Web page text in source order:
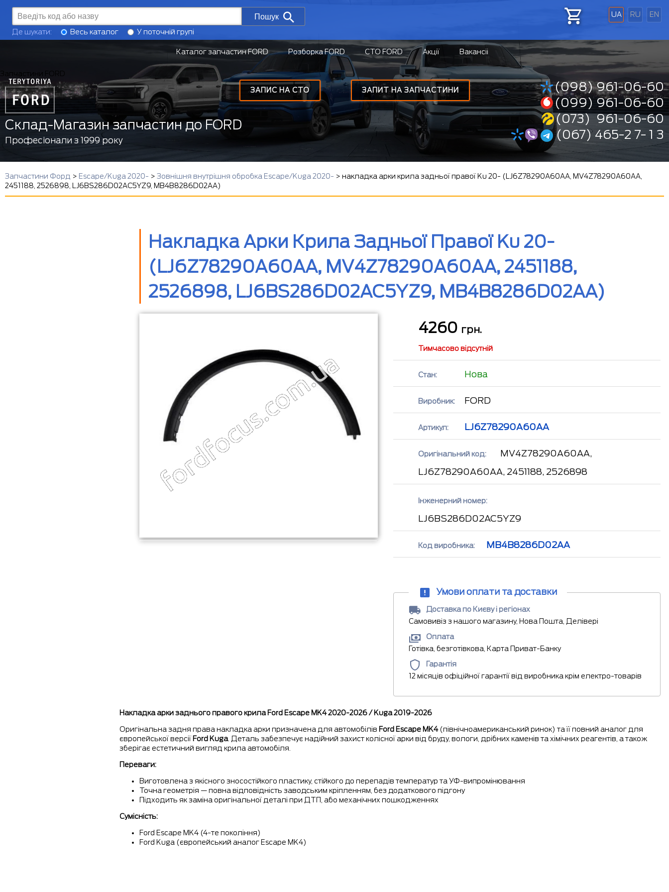
UA RU EN
ЗАПИТ НА ЗАПЧАСТИНИ
ЗАПИС НА СТО
Пошук
Де шукати: Весь каталог У поточній групі
Каталог запчастин FORD Розборка FORD СТО FORD Акції Вакансіі
Склад-Магазин запчастин до FORD
Професіонали з 1999 року
(098) 961-06-60
(099) 961-06-60
(073) 961-06-60
(067) 465-2 7- 1 3
Запчастини Форд > Escape/Kuga 2020- > Зовнішня внутрішня обробка Escape/Kuga 2020- > накладка арки крила задньої правої Ku 20- (LJ6Z78290A60AA, MV4Z78290A60AA,
2451188, 2526898, LJ6BS286D02AC5YZ9, MB4B8286D02AA)
Накладка Арки Крила Задньої Правої Ku 20-
(LJ6Z78290A60AA, MV4Z78290A60AA, 2451188,
2526898, LJ6BS286D02AC5YZ9, MB4B8286D02AA)
4260 грн.
Тимчасово відсутній
Стан: Нова
Виробник: FORD
Артикул: LJ6Z78290A60AA
Оригінальний код:
MV4Z78290A60AA,
LJ6Z78290A60AA, 2451188, 2526898
Інженерний номер:
LJ6BS286D02AC5YZ9
Код виробника: MB4B8286D02AA
Умови оплати та доставки
Доставка по Києву і регіонах
Самовивіз з нашого магазину, Нова Пошта, Делівері
Оплата
Готівка, безготівкова, Карта Приват-Банку
Гарантія
12 місяців офіційної гарантії від виробника крім електро-товарів
Накладка арки заднього правого крила Ford Escape MK42020-2026/ Kuga2019-2026
Оригінальна задня права накладка арки призначена для автомобілів Ford Escape MK4(північноамериканський ринок) та її повний аналог для
європейської версії Ford Kuga. Деталь забезпечує надійний захист колісної арки від бруду, вологи, дрібних каменів та хімічних реагентів, а також
зберігає естетичний вигляд крила автомобіля.
Переваги:
Виготовлена з якісного зносостійкого пластику, стійкого до перепадів температур та УФ-випромінювання
Точна геометрія — повна відповідність заводським кріпленням, без додаткового підгону
Підходить як заміна оригінальної деталі при ДТП, або механічних пошкодженнях
Сумісність:
Ford Escape MK4 (4-те покоління)
Ford Kuga (європейський аналог Escape MK4)